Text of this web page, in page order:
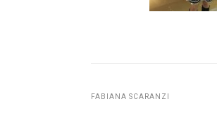
FABIANA SCARANZI